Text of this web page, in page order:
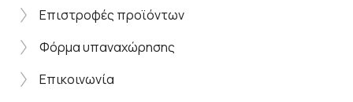
Επιστροφές προϊόντων
Φόρμα υπαναχώρησης
Επικοινωνία